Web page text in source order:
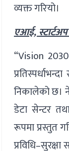
व्यक्त गरियो।
एआई,
“Vision
निकालेको छ।
डेटा सेन्टर
रूपमा प्रस्तुत